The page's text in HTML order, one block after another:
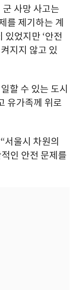
사망 사고는
를 제기하는 계
있었지만 ‘안전
지지 않고 있
할 수 있는 도시
유가족께 위로
서울시 차원의
인 안전 문제를